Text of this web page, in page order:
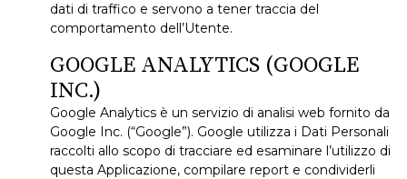
dati di traffico e servono a tener traccia del
comportamento dell’Utente.
GOOGLE ANALYTICS (GOOGLE
INC.)
Google Analytics è un servizio di analisi web fornito da
Google Inc. (“Google”). Google utilizza i Dati Personali
raccolti allo scopo di tracciare ed esaminare l’utilizzo di
questa Applicazione, compilare report e condividerli